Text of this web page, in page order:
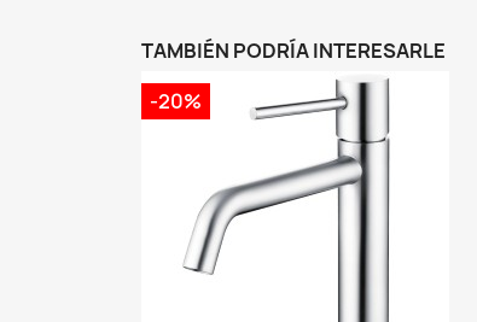
TAMBIÉN PODRÍA INTERESARLE
-20%